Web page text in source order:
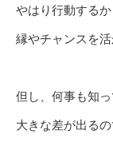
やはり行動するか
縁やチャンスを
但し、何事も知
大きな差が出る